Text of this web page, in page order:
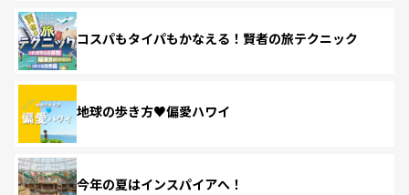
コスパもタイパもかなえる！賢者の旅テクニック
地球の歩き方♥偏愛ハワイ
今年の夏はインスパイアへ！